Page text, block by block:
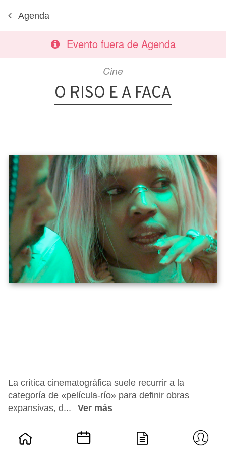
Agenda
Evento fuera de Agenda
Cine
O RISO E A FACA
La crítica cinematográfica suele recurrir a la
categoría de «película-río» para definir obras
expansivas, d...
Ver más